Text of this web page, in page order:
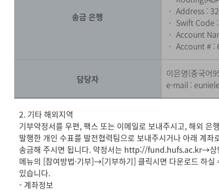
송금 은행
‧ Address :
‧ Swift Code
‧ Account
‧ Account # :
담당자
이은영(중국어
e-mail :
2. 기타 해외지역
기부약정서를 우편, 팩스 또는 이메일로 보내주시고, 해외 은
발행한 개인 수표를 발전협력팀으로 보내주시거나 아래 계좌
송금해 주시면 됩니다. 약정서는 http://fund.hufs.ac.kr→상
메뉴의 [참여방법·기부]→[기부하기] 클릭시면 다운로드 하실
있습니다.
- 계좌정보